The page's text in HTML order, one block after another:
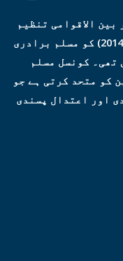
الاقوامی تنظیم
ہے جو 21 رمضان 1435 ہجری (18 جولائی 2014) کو مسلم برادری
تھی۔ کونسل مسلم
کو متحد کرتی ہے جو
اور اعتدال پسندی